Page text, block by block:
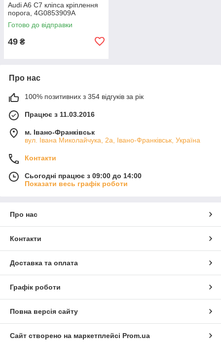
Audi A6 C7 кліпса кріплення
порога, 4G0853909A
Готово до відправки
49 ₴
Про нас
100% позитивних з 354 відгуків за рік
Працює з 11.03.2016
м. Івано-Франківськ
вул. Івана Миколайчука, 2а, Івано-Франківськ, Україна
Контакти
Сьогодні працює з 09:00 до 14:00
Показати весь графік роботи
Про нас
Контакти
Доставка та оплата
Графік роботи
Повна версія сайту
Сайт створено на маркетплейсі Prom.ua